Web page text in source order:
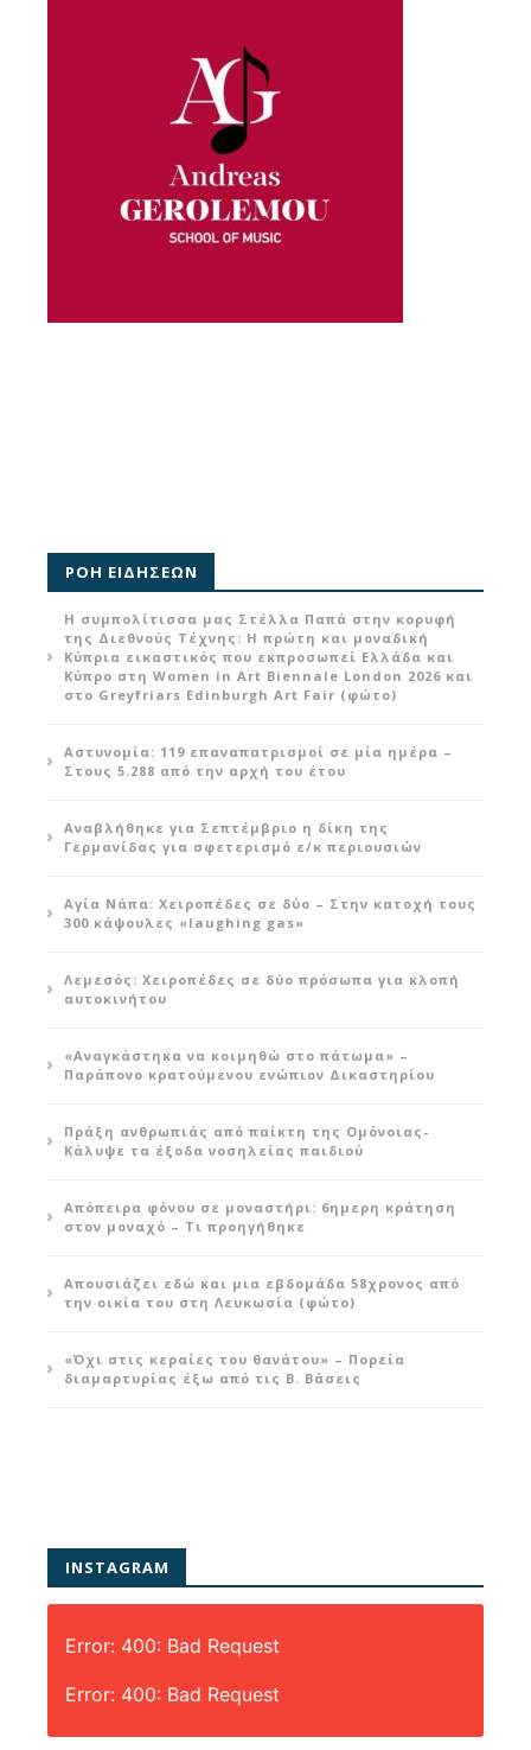
ΡΟΗ ΕΙΔΗΣΕΩΝ
Η συμπολίτισσα μας Στέλλα Παπά στην κορυφή
της Διεθνούς Τέχνης: Η πρώτη και μοναδική
Κύπρια εικαστικός που εκπροσωπεί Ελλάδα και
Κύπρο στη Women in Art Biennale London 2026 και
στο Greyfriars Edinburgh Art Fair (φώτο)
Αστυνομία: 119 επαναπατρισμοί σε μία ημέρα –
Στους 5.288 από την αρχή του έτου
Αναβλήθηκε για Σεπτέμβριο η δίκη της
Γερμανίδας για σφετερισμό ε/κ περιουσιών
Αγία Νάπα: Χειροπέδες σε δύο – Στην κατοχή τους
300 κάψουλες «laughing gas»
Λεμεσός: Χειροπέδες σε δύο πρόσωπα για κλοπή
αυτοκινήτου
«Αναγκάστηκα να κοιμηθώ στο πάτωμα» –
Παράπονο κρατούμενου ενώπιον Δικαστηρίου
Πράξη ανθρωπιάς από παίκτη της Ομόνοιας-
Κάλυψε τα έξοδα νοσηλείας παιδιού
Απόπειρα φόνου σε μοναστήρι: 6ημερη κράτηση
στον μοναχό – Τι προηγήθηκε
Απουσιάζει εδώ και μια εβδομάδα 58χρονος από
την οικία του στη Λευκωσία (φώτο)
«Όχι στις κεραίες του θανάτου» – Πορεία
διαμαρτυρίας έξω από τις Β. Βάσεις
INSTAGRAM
Error: 400: Bad Request
Error: 400: Bad Request